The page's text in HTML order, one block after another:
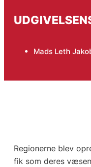
Mads Leth
Regionerne blev
fik som deres